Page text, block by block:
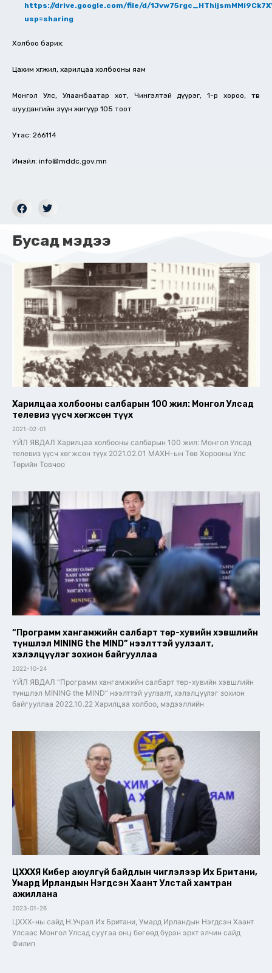
https://drive.google.com/file/d/
usp=sharing
Холбоо барих:
Цахим хөгжил, харилцаа холбооны яам
Монгол Улс, Улаанбаатар хот, Чингэлтэй дүүрэг, 1-р хороо, төв
шуудангийн зүүн жигүүр 105 тоот
Утас: 266114
Имэйл: info@mddc.gov.mn
Бусад мэдээ
Харилцаа холбооны салбарын 100 жил: Монгол Улсад
телевиз үүсч хөгжсөн түүх
2021-02-01
ҮЙЛ ЯВДАЛ Харилцаа холбооны салбарын 100 жил: Монгол Улсад
телевиз үүсч хөгжсөн түүх 2021.02.01 МАХН-ын Төв Хорооны Улс
Төрийн Товчоо
“Программ хангамжийн салбарт төр-хувийн хэвшлийн
түншлэл MINING the MIND” нээлттэй уулзалт,
хэлэлцүүлэг зохион байгууллаа
2022-10-24
ҮЙЛ ЯВДАЛ “Программ хангамжийн салбарт төр-хувийн хэвшлийн
түншлэл MINING the MIND” нээлттэй уулзалт, хэлэлцүүлэг зохион
байгууллаа 2022.10.22 Харилцаа холбоо, мэдээллийн
ЦХХХЯ Кибер аюулгүй байдлын чиглэлээр Их Британи,
Умард Ирландын Нэгдсэн Хаант Улстай хамтран
ажиллана
2023-01-26
ЦХХХ-ны сайд Н.Учрал Их Британи, Умард Ирландын Нэгдсэн Хаант
Улсаас Монгол Улсад суугаа онц бөгөөд бүрэн эрхт элчин сайд
Филип